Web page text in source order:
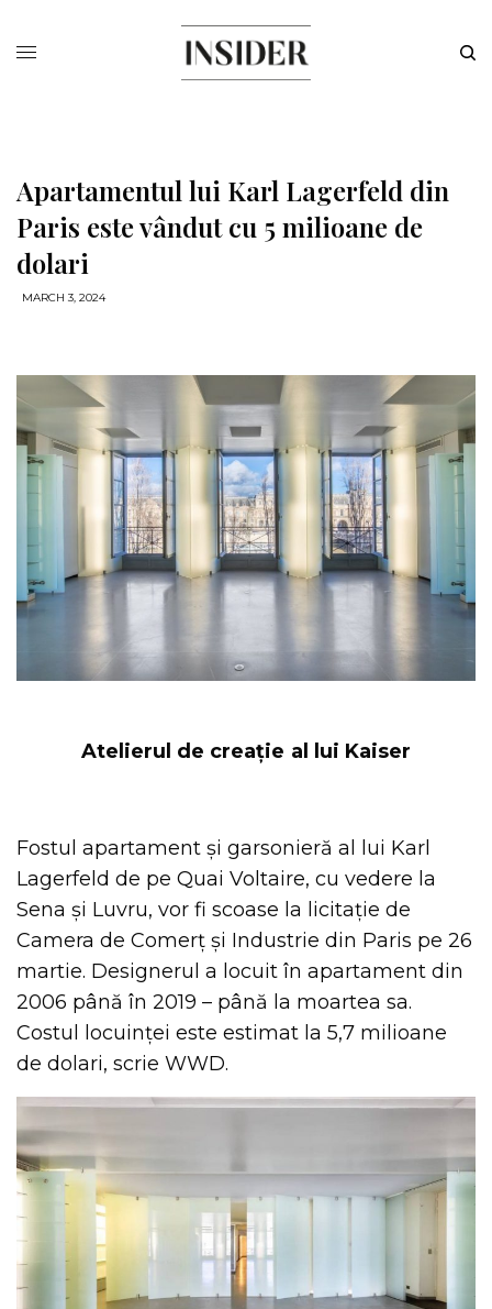
Apartamentul lui Karl Lagerfeld din
Paris este vândut cu 5 milioane de
dolari
MARCH 3, 2024
Atelierul de creație al lui Kaiser
Fostul apartament și garsonieră al lui Karl
Lagerfeld de pe Quai Voltaire, cu vedere la
Sena și Luvru, vor fi scoase la licitație de
Camera de Comerț și Industrie din Paris pe 26
martie. Designerul a locuit în apartament din
2006 până în 2019 – până la moartea sa.
Costul locuinței este estimat la 5,7 milioane
de dolari, scrie WWD.